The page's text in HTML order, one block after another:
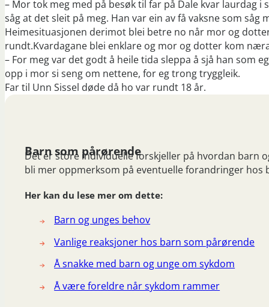
– Mor tok meg med på besøk til far på Dale kvar laurdag
såg at det sleit på meg. Han var ein av få vaksne som såg
Heimesituasjonen derimot blei betre no når mor og
rundt.Kvardagane blei enklare og mor og dotter kom
– For meg var det godt å heile tida sleppa å sjå han som
opp i mor si seng om nettene, for eg trong tryggleik.
Far til Unn Sissel døde då ho var rundt 18 år.
Barn som pårørende
Det er store individuelle forskjeller på hvordan barn
bli mer oppmerksom på eventuelle forandringer hos
Her kan du lese mer om dette:
Barn og unges behov
Vanlige reaksjoner hos barn som pårørende
Å snakke med barn og unge om sykdom
Å være foreldre når sykdom rammer